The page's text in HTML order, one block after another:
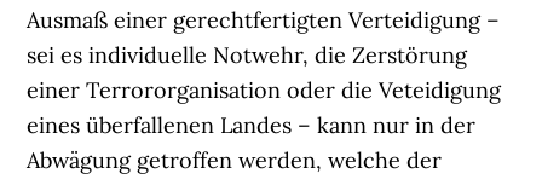
Ausmaß einer gerechtfertigten Verteidigung –
sei es individuelle Notwehr, die Zerstörung
einer Terrororganisation oder die Veteidigung
eines überfallenen Landes – kann nur in der
Abwägung getroffen werden, welche der